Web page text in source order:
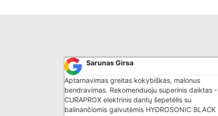
Sarunas Girsa
Aptarnavimas greitas kokybiškas, malonus
bendravimas. Rekomenduoju superinis daiktas -
CURAPROX elektrinis dantų šepetėlis su
balinančiomis galvutėmis HYDROSONIC BLACK